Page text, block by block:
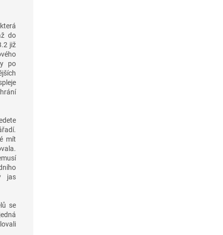
do
již
po
mít
jas
se